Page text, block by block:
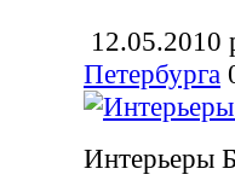
12.05.2010
Петербурга
Интерьеры